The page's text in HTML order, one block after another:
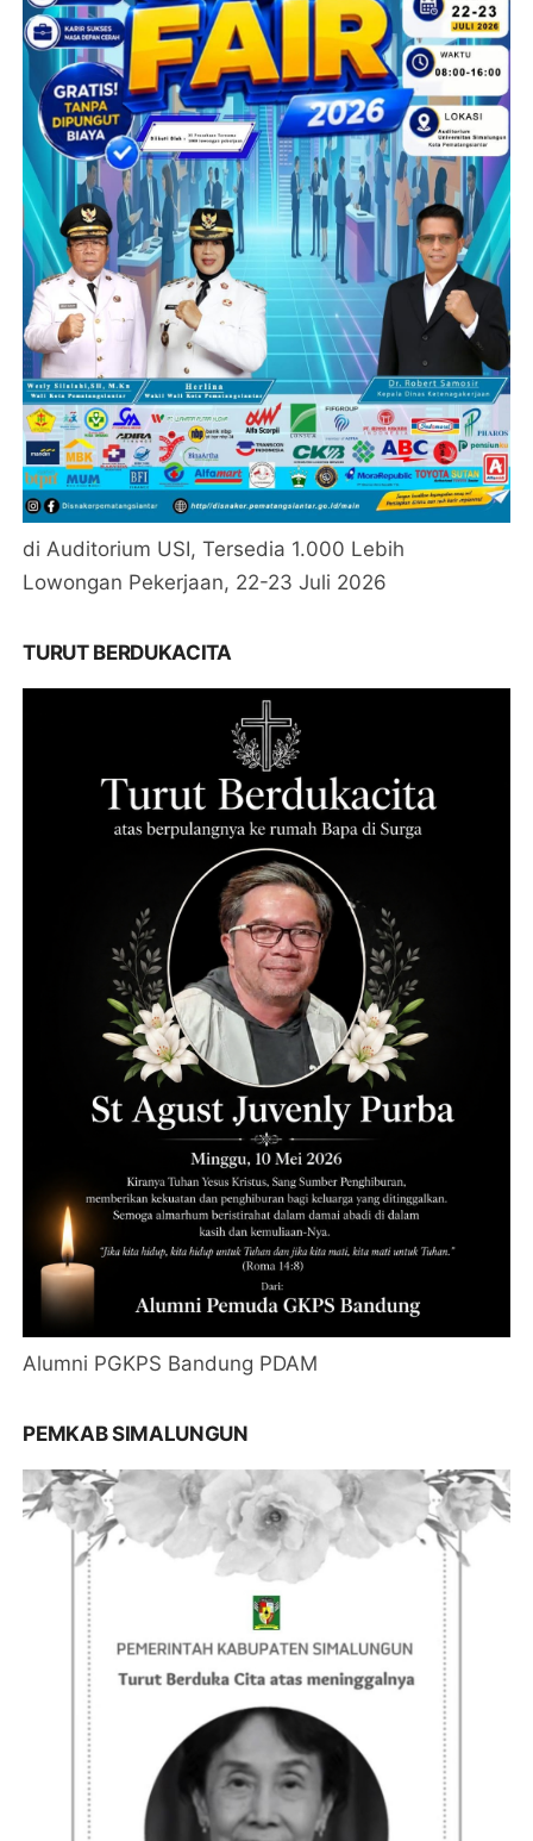
di Auditorium USI, Tersedia 1.000 Lebih
Lowongan Pekerjaan, 22-23 Juli 2026
TURUT BERDUKACITA
Alumni PGKPS Bandung PDAM
PEMKAB SIMALUNGUN